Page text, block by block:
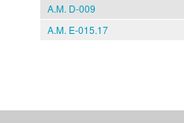
A.M. D-009
A.M. E-015.17